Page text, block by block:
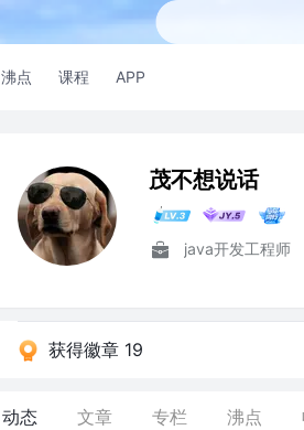
沸点 课程 APP
茂不想说话
java开发工程师
获得徽章 19
动态 文章 专栏 沸点